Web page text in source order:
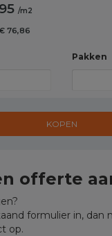
/m2
76,86
Pakken
KOPEN
offerte
formulier in, dan
op.